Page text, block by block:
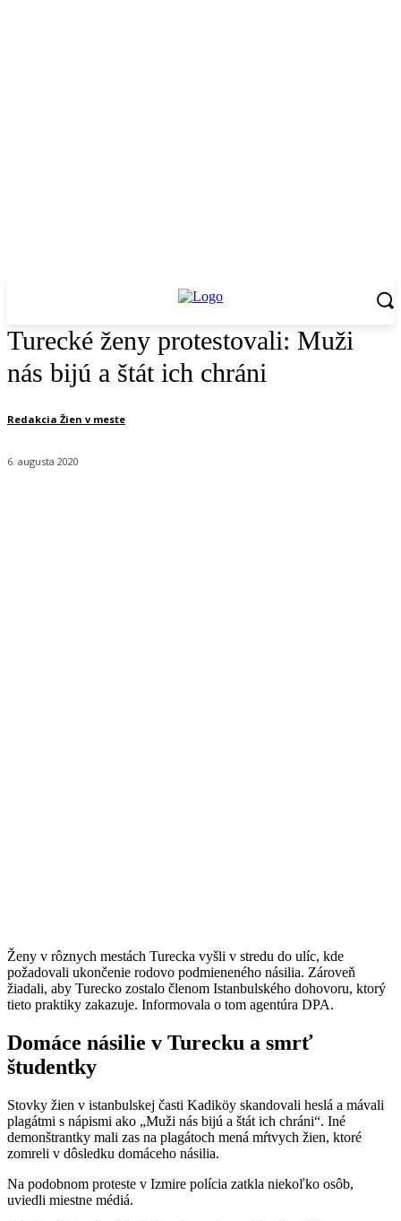
Turecké ženy protestovali: Muži
nás bijú a štát ich chráni
Redakcia Žien v meste
6. augusta 2020
Ženy v rôznych mestách Turecka vyšli v stredu do ulíc, kde
požadovali ukončenie rodovo podmieneného násilia. Zároveň
žiadali, aby Turecko zostalo členom Istanbulského dohovoru, ktorý
tieto praktiky zakazuje. Informovala o tom agentúra DPA.
Domáce násilie v Turecku a smrť
študentky
Stovky žien v istanbulskej časti Kadiköy skandovali heslá a mávali
plagátmi s nápismi ako „Muži nás bijú a štát ich chráni“. Iné
demonštrantky mali zas na plagátoch mená mŕtvych žien, ktoré
zomreli v dôsledku domáceho násilia.
Na podobnom proteste v Izmire polícia zatkla niekoľko osôb,
uviedli miestne médiá.